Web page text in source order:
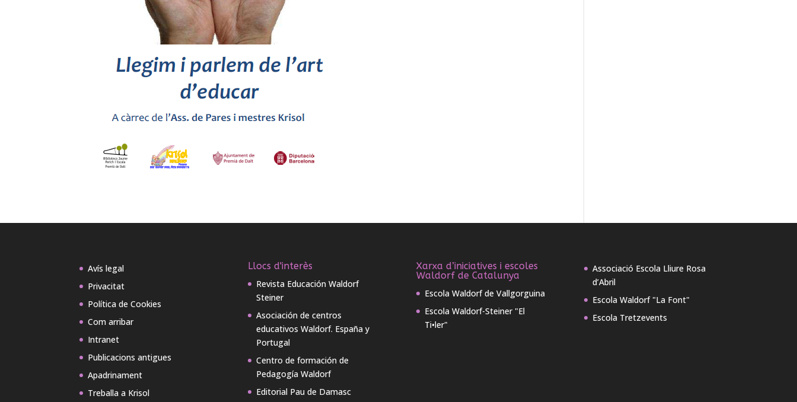
Avís legal
Privacitat
Política de Cookies
Com arribar
Intranet
Publicacions antigues
Apadrinament
Treballa a Krisol
Llocs d'interès
Revista Educación Waldorf
Steiner
Asociación de centros
educativos Waldorf. España y
Portugal
Centro de formación de
Pedagogía Waldorf
Editorial Pau de Damasc
Xarxa d’iniciatives i escoles
Waldorf de Catalunya
Escola Waldorf de Vallgorguina
Escola Waldorf-Steiner "El
Ti•ler"
Associació Escola Lliure Rosa
d’Abril
Escola Waldorf "La Font"
Escola Tretzevents